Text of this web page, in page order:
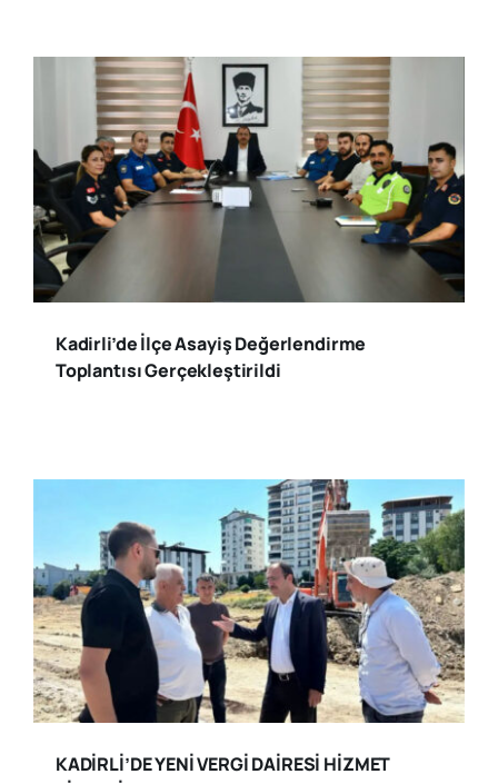
Kadirli’de İlçe Asayiş Değerlendirme
Toplantısı Gerçekleştirildi
KADİRLİ’DE YENİ VERGİ DAİRESİ HİZMET